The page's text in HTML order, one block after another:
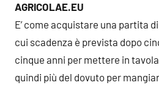
AGRICOLAE.EU
E’ come acquistare una partita
cui scadenza è prevista dopo
cinque anni per mettere in
quindi più del dovuto per